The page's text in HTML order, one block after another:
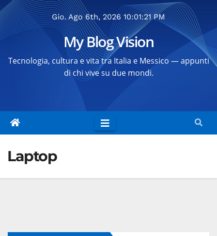
Salta
al
contenuto
Gio. Ago 6th, 202610:01:21 PM
My Blog Vision
Tecnologia, cultura e vita tra Italia e Messico — appunti
di chi vive su due mondi.
Laptop